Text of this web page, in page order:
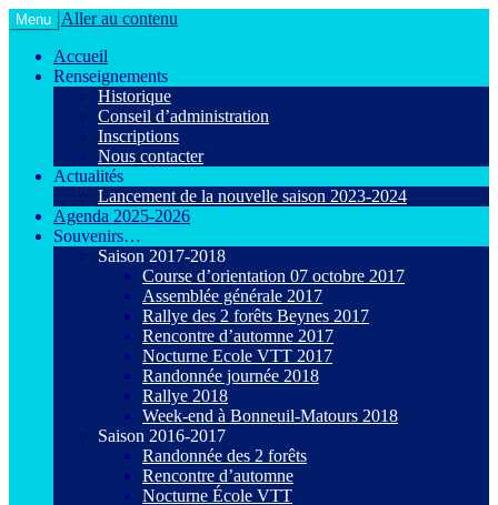
Agiot VTT Maurepas
Le VTT loisir en toute convivialité !
Menu
Aller au contenu
Accueil
Renseignements
Historique
Conseil d’administration
Inscriptions
Nous contacter
Actualités
Lancement de la nouvelle saison 2023-2024
Agenda 2025-2026
Souvenirs…
Saison 2017-2018
Course d’orientation 07 octobre 2017
Assemblée générale 2017
Rallye des 2 forêts Beynes 2017
Rencontre d’automne 2017
Nocturne Ecole VTT 2017
Randonnée journée 2018
Rallye 2018
Week-end à Bonneuil-Matours 2018
Saison 2016-2017
Randonnée des 2 forêts
Rencontre d’automne
Nocturne École VTT